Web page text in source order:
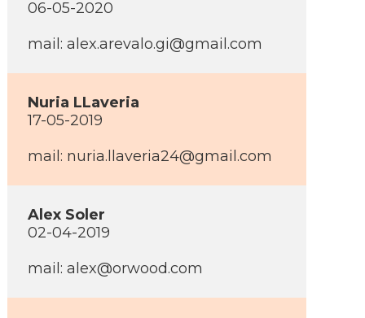
06-05-2020
mail: alex.arevalo.gi@gmail.com
Nuria LLaveria
17-05-2019
mail: nuria.llaveria24@gmail.com
Alex Soler
02-04-2019
mail: alex@orwood.com